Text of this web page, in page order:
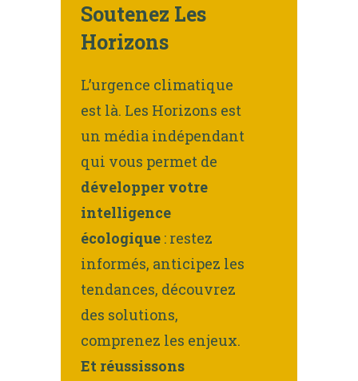
Soutenez Les
Horizons
L’urgence climatique
est là. Les Horizons est
un média indépendant
qui vous permet de
développer votre
intelligence
écologique : restez
informés, anticipez les
tendances, découvrez
des solutions,
comprenez les enjeux.
Et réussissons